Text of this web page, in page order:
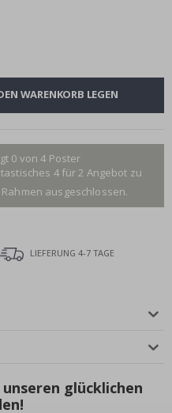
WARENKORB LEGEN
0 von 4 Poster
4 für 2 Angebot zu
ausgeschlossen.
LIEFERUNG 4-7 TAGE
glücklichen